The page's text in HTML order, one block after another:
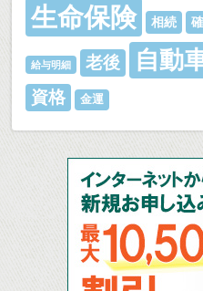
生命保険 相続
給与明細 老後 自動
資格 金運